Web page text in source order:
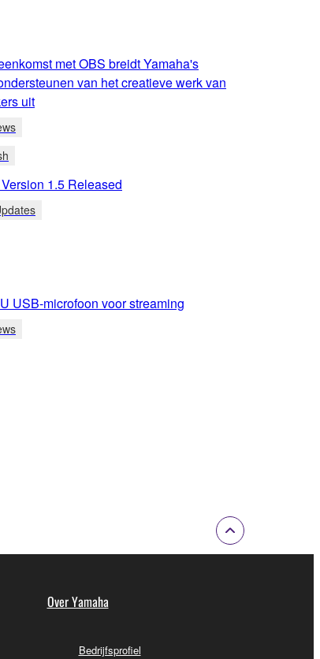
met OBS breidt Yamaha's
van het creatieve werk van
uit
1.5 Released
USB-microfoon voor streaming
Over Yamaha
Bedrijfsprofiel